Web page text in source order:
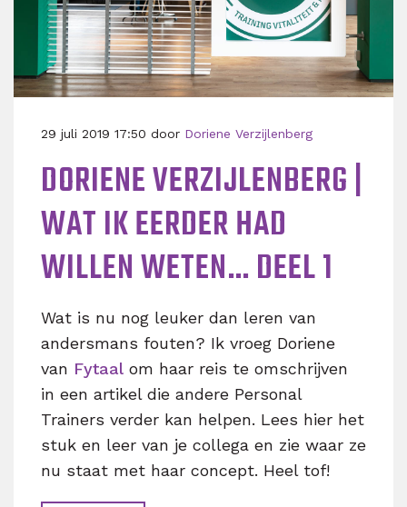
29 juli 2019 17:50 door Doriene Verzijlenberg
DORIENE VERZIJLENBERG |
WAT IK EERDER HAD
WILLEN WETEN… DEEL 1
Wat is nu nog leuker dan leren van
andersmans fouten? Ik vroeg Doriene
van Fytaal om haar reis te omschrijven
in een artikel die andere Personal
Trainers verder kan helpen. Lees hier het
stuk en leer van je collega en zie waar ze
nu staat met haar concept. Heel tof!